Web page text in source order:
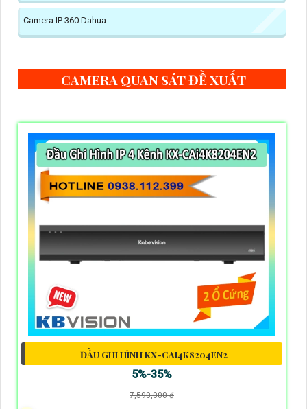
Camera IP 360 Dahua
CAMERA QUAN SÁT ĐỀ XUẤT
ĐẦU GHI HÌNH KX-CAI4K8204EN2
5%-35%
7,590,000 ₫